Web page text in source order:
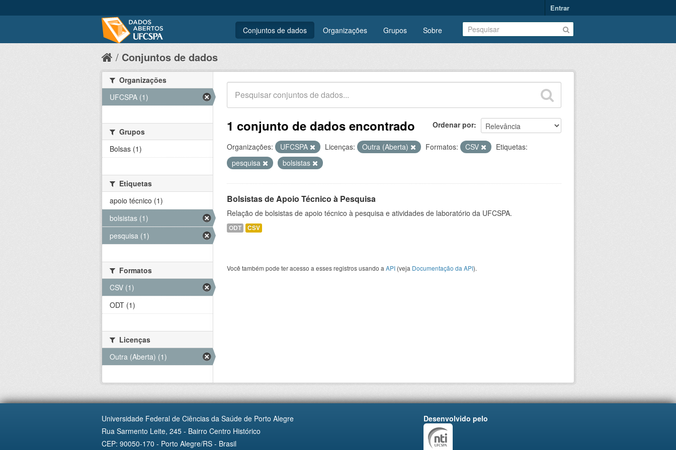
Entrar
Conjuntos de dados Organizações Grupos Sobre
Conjuntos de dados
Ordenar por
1 conjunto de dados encontrado
Organizações: UFCSPA Licenças: Outra (Aberta) Formatos: CSV
Etiquetas:
pesquisa
bolsistas
Bolsistas de Apoio Técnico à Pesquisa
Relação de bolsistas de apoio técnico à pesquisa e atividades de laboratório da UFCSPA.
ODT CSV
Você também pode ter acesso a esses registros usando a API (veja Documentação da API).
Organizações
UFCSPA (1)
Grupos
Bolsas (1)
Etiquetas
apoio técnico (1)
bolsistas (1)
pesquisa (1)
Formatos
CSV (1)
ODT (1)
Licenças
Outra (Aberta) (1)
Universidade Federal de Ciências da Saúde de Porto Alegre
Rua Sarmento Leite, 245 - Bairro Centro Histórico
CEP: 90050-170 - Porto Alegre/RS - Brasil
Desenvolvido pelo